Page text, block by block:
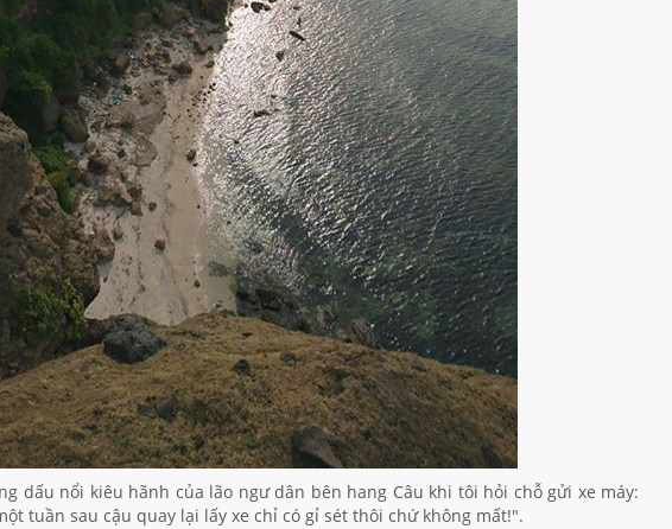
dấu nổi kiêu hãnh của lão ngư dân bên hang Câu khi tôi hỏi chỗ gửi xe máy:
tuần sau cậu quay lại lấy xe chỉ có gỉ sét thôi chứ không mất!".